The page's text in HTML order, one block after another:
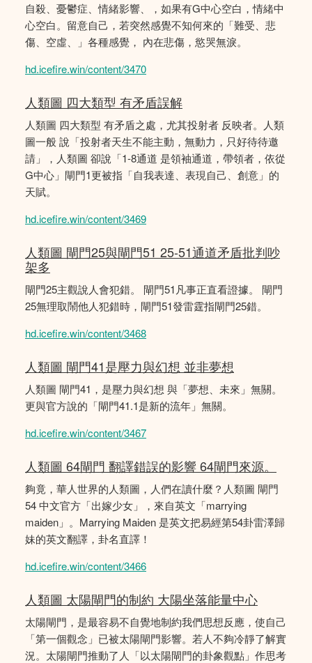
自殺、憂鬱症、情緒影響、，如果有G中心空白，情緒中
心空白。留意自己，若突然感覺不知何來的「難受、悲
傷、空虛、」各種感覺， 內在悲傷，慾哭無淚。
hd.icefire.win/content/3470
人類圖 四大類型 有矛盾誤解
人類圖 四大類型 有矛盾之處，尤其投射者 反映者。人類
圖一般 說「投射者天生不能主動，無動力，只好待待邀
請」，人類圖 卻說「1-8通道 是領袖通道，帶領者，依從
G中心」閘門1更被指「自我表達、表現自己、創意」的
天賦。
hd.icefire.win/content/3469
人類圖 閘門25與閘門51 25-51通道矛盾批判吵
架多
閘門25主觀說人會犯錯。 閘門51凡事正直看證據。 閘門
25無理取鬧他人犯錯時，閘門51發雷霆指閘門25錯。
hd.icefire.win/content/3468
人類圖 閘門41是壓力與幻想 並非夢想
人類圖 閘門41，是壓力與幻想 與「夢想、未來」無關。
更與官方說的「閘門41.1是新的流年」無關。
hd.icefire.win/content/3467
人類圖 64閘門 翻譯錯誤的影響 64閘門來源。
夠竟，華人世界的人類圖，人們在讀什麼？人類圖 閘門
54 中文官方「出嫁少女」，來自英文「marrying
maiden」。Marrying Maiden 是英文把易經第54卦雷澤歸
妹的英文翻譯，卦名直譯！
hd.icefire.win/content/3466
人類圖 太陽閘門的制約 大陽坐落能量中心
太陽閘門，是最容易不自覺地制約我們思想反應，使自己
「第一個觀念」已被太陽閘門影響。若人不夠冷靜了解實
況。太陽閘門推動了人「以太陽閘門的卦象觀點」作思考